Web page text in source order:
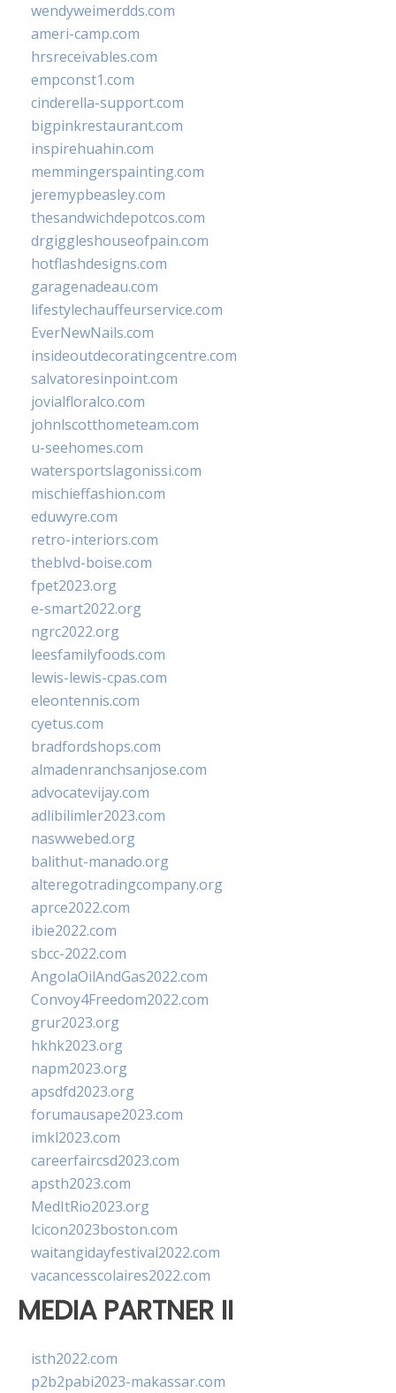
wendyweimerdds.com
ameri-camp.com
hrsreceivables.com
empconst1.com
cinderella-support.com
bigpinkrestaurant.com
inspirehuahin.com
memmingerspainting.com
jeremypbeasley.com
thesandwichdepotcos.com
drgiggleshouseofpain.com
hotflashdesigns.com
garagenadeau.com
lifestylechauffeurservice.com
EverNewNails.com
insideoutdecoratingcentre.com
salvatoresinpoint.com
jovialfloralco.com
johnlscotthometeam.com
u-seehomes.com
watersportslagonissi.com
mischieffashion.com
eduwyre.com
retro-interiors.com
theblvd-boise.com
fpet2023.org
e-smart2022.org
ngrc2022.org
leesfamilyfoods.com
lewis-lewis-cpas.com
eleontennis.com
cyetus.com
bradfordshops.com
almadenranchsanjose.com
advocatevijay.com
adlibilimler2023.com
naswwebed.org
balithut-manado.org
alteregotradingcompany.org
aprce2022.com
ibie2022.com
sbcc-2022.com
AngolaOilAndGas2022.com
Convoy4Freedom2022.com
grur2023.org
hkhk2023.org
napm2023.org
apsdfd2023.org
forumausape2023.com
imkl2023.com
careerfaircsd2023.com
apsth2023.com
MedItRio2023.org
lcicon2023boston.com
waitangidayfestival2022.com
vacancesscolaires2022.com
MEDIA PARTNER II
isth2022.com
p2b2pabi2023-makassar.com